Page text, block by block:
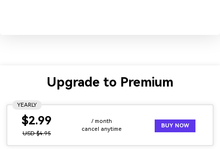
Upgrade to Premium
YEARLY
$2.99
USD $4.95
/ month
cancel anytime
BUY NOW